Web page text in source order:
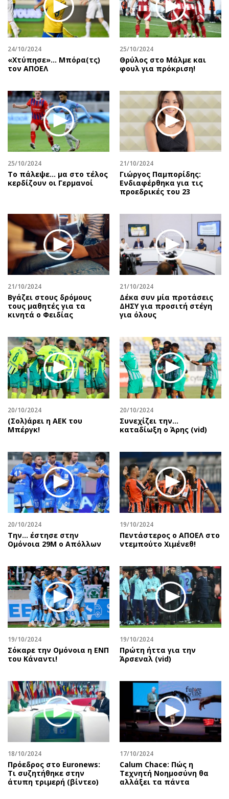
Επιχειρήσεις
Αγορές
Money Review
AstroBank Properties
Trends
Ναυτιλία
Περιβάλλον
Ελλάδα
Κόσμος
Πολιτισμός
Σινεμά
Μουσική
Εικαστικά
Βιβλίο
Χειρόγραφα
Γενικά
Αναδρομές
Πρόσωπα
Περιβάλλον
Good Life
Showbiz
Ταξίδια
Συνταγές
Έξοδος
Εκπομπές
Wine routes
Uncut
Προσφορές
Προσωπικότητες στην ''Κ''
Επιστολές
24/10/2024
«Χτύπησε»… Μπόρα(τς)
τον ΑΠΟΕΛ
25/10/2024
Θρύλος στο Μάλμε και
φουλ για πρόκριση!
25/10/2024
Το πάλεψε... μα στο τέλος
κερδίζουν οι Γερμανοί
21/10/2024
Γιώργος Παμπορίδης:
Ενδιαφέρθηκα για τις
προεδρικές του 23
21/10/2024
Βγάζει στους δρόμους
τους μαθητές για τα
κινητά ο Φειδίας
21/10/2024
Δέκα συν μία προτάσεις
ΔΗΣΥ για προσιτή στέγη
για όλους
20/10/2024
(Σολ)άρει η ΑΕΚ του
Μπέργκ!
20/10/2024
Συνεχίζει την…
καταδίωξη ο Άρης (vid)
20/10/2024
Την… έστησε στην
Ομόνοια 29Μ ο Απόλλων
19/10/2024
Πεντάστερος ο ΑΠΟΕΛ στο
ντεμπούτο Χιμένεθ!
19/10/2024
Σόκαρε την Ομόνοια η ΕΝΠ
του Κάναντι!
19/10/2024
Πρώτη ήττα για την
Άρσεναλ (vid)
18/10/2024
Πρόεδρος στο Euronews:
Τι συζητήθηκε στην
άτυπη τριμερή (βίντεο)
17/10/2024
Calum Chace: Πώς η
Τεχνητή Νοημοσύνη θα
αλλάξει τα πάντα